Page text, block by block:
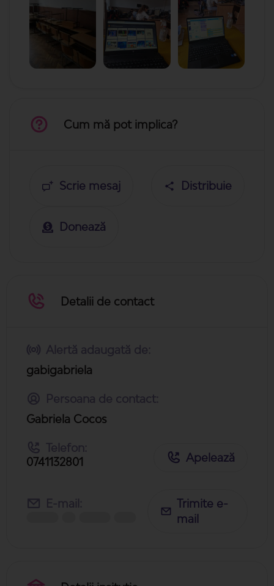
Cum mă pot implica?
Scrie mesaj Distribuie
Donează
Detalii de contact
Alertă adaugată de:
gabigabriela
Persoana de contact:
Gabriela Cocos
Telefon:
0741132801
Apelează
E-mail:
Trimite e-
mail